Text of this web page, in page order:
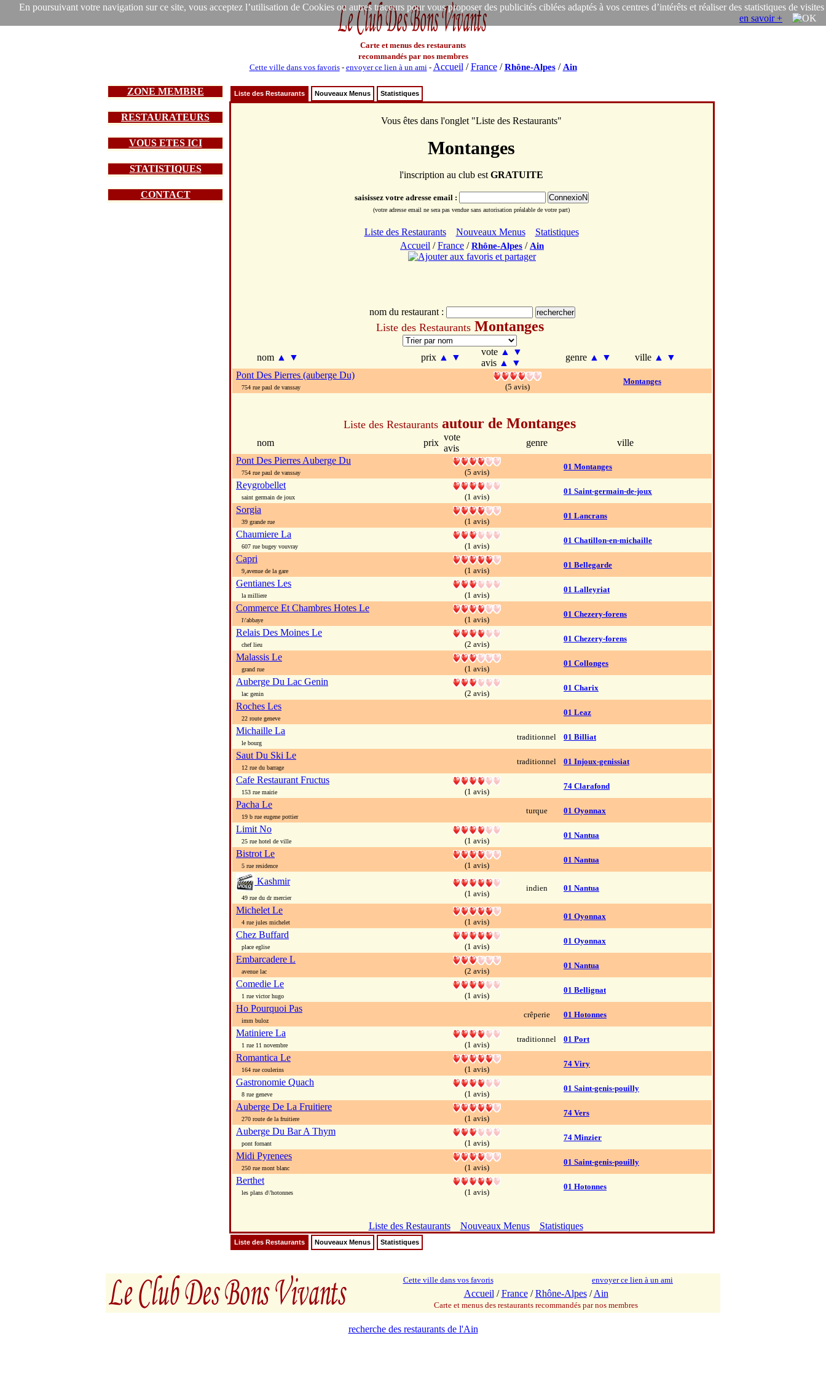
En poursuivant votre navigation sur ce site, vous acceptez l’utilisation de Cookies ou autres traceurs pour vous proposer des publicités ciblées adaptés à vos centres d’intérêts et réaliser des statistiques de visites
en savoir +
Carte et menus des restaurants
recommandés par nos membres
Cette ville dans vos favoris- envoyer ce lien à un ami- Accueil /France/Rhône-Alpes/ Ain
ZONE MEMBRE
RESTAURATEURS
VOUS ETES ICI
STATISTIQUES
CONTACT
Liste des Restaurants Nouveaux Menus Statistiques
Vous êtes dans l'onglet "Liste des Restaurants"
Montanges
l'inscription au club est GRATUITE
saisissez votre adresse email :
(votre adresse email ne sera pas vendue sans autorisation préalable de votre part)
Liste des Restaurants Nouveaux Menus
Statistiques
Accueil /France /Rhône-Alpes / Ain
nom du restaurant :
Liste des Restaurants Montanges
nom ▲ ▼ prix ▲ ▼
vote ▲
▼
avis ▲ ▼
genre ▲ ▼ ville ▲
▼
Pont Des Pierres (auberge Du)
754 rue paul de vanssay (5 avis)
Montanges
Liste des Restaurants autour de Montanges
nom prix
vote
avis
genre
ville
Pont Des Pierres Auberge Du
754 rue paul de vanssay (5 avis)
01 Montanges
Reygrobellet
saint germain de joux (1 avis)
01 Saint-germain-de-joux
Sorgia
39 grande rue (1 avis)
01 Lancrans
Chaumiere La
607 rue bugey vouvray (1 avis)
01 Chatillon-en-michaille
Capri
9,avenue de la gare (1 avis)
01 Bellegarde
Gentianes Les
la milliere (1 avis)
01 Lalleyriat
Commerce Et Chambres Hotes Le
l\'abbaye (1 avis)
01 Chezery-forens
Relais Des Moines Le
chef lieu (2 avis)
01 Chezery-forens
Malassis Le
grand rue (1 avis)
01 Collonges
Auberge Du Lac Genin
lac genin (2 avis)
01 Charix
Roches Les
22 route geneve
01 Leaz
Michaille La
le bourg
traditionnel 01 Billiat
Saut Du Ski Le
12 rue du barrage
traditionnel 01 Injoux-genissiat
Cafe Restaurant Fructus
153 rue mairie (1 avis)
74 Clarafond
Pacha Le
19 b rue eugene pottier
turque 01 Oyonnax
Limit No
25 rue hotel de ville (1 avis)
01 Nantua
Bistrot Le
5 rue residence (1 avis)
01 Nantua
Kashmir
49 rue du dr mercier (1 avis)
indien 01 Nantua
Michelet Le
4 rue jules michelet (1 avis)
01 Oyonnax
Chez Buffard
place eglise (1 avis)
01 Oyonnax
Embarcadere L
avenue lac (2 avis)
01 Nantua
Comedie Le
1 rue victor hugo (1 avis)
01 Bellignat
Ho Pourquoi Pas
imm buloz
crêperie 01 Hotonnes
Matiniere La
1 rue 11 novembre (1 avis)
traditionnel 01 Port
Romantica Le
164 rue coulerins (1 avis)
74 Viry
Gastronomie Quach
8 rue geneve (1 avis)
01 Saint-genis-pouilly
Auberge De La Fruitiere
270 route de la fruitiere (1 avis)
74 Vers
Auberge Du Bar A Thym
pont fornant (1 avis)
74 Minzier
Midi Pyrenees
250 rue mont blanc (1 avis)
01 Saint-genis-pouilly
Berthet
les plans d\'hotonnes (1 avis)
01 Hotonnes
Liste des Restaurants Nouveaux Menus Statistiques
Liste des Restaurants Nouveaux Menus Statistiques
Cette ville dans vos favoris envoyer ce lien à un ami
Accueil /France/Rhône-Alpes/Ain
Carte et menus des restaurants recommandés par nos membres
recherche des restaurants de l'Ain